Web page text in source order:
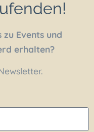
Events und
erhalten?